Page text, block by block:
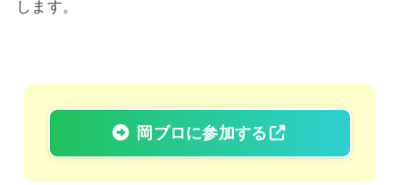
します。
岡ブロに参加する